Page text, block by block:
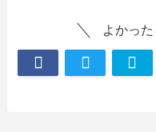
よかった